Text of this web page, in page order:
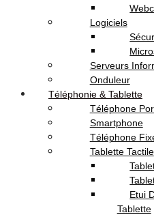
Lavable et réutilisable
après nettoyage
Ultra-flexible et
avec l’utilisation
Compatibilité
des smartphones et coques
Installation sans outil–
secondes
Format compact et
partout
Fixation sur miroir,
Support mains libres
vidéos et appels vidéo
Logiciels
Serveurs
Onduleur
Téléphonie & Tablette
Téléphone
Smartphone
Téléphone
Tablette Tactile
Etui
Tablette